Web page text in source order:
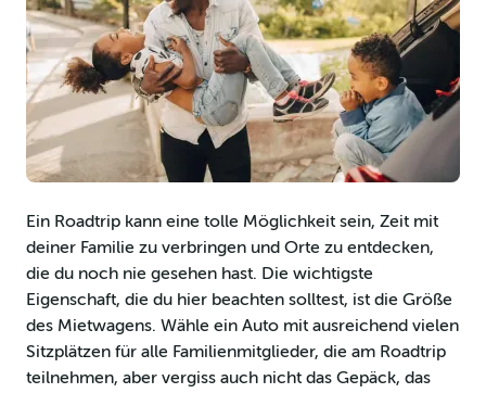
Ein Roadtrip kann eine tolle Möglichkeit sein, Zeit mit
deiner Familie zu verbringen und Orte zu entdecken,
die du noch nie gesehen hast. Die wichtigste
Eigenschaft, die du hier beachten solltest, ist die Größe
des Mietwagens. Wähle ein Auto mit ausreichend vielen
Sitzplätzen für alle Familienmitglieder, die am Roadtrip
teilnehmen, aber vergiss auch nicht das Gepäck, das